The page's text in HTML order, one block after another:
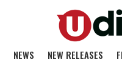
NEWS NEW RELEASES